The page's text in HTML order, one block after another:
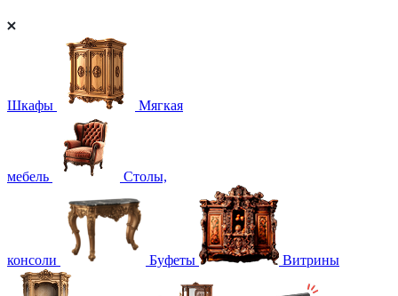
Шкафы Мягкая
мебель Столы,
консоли Буфеты Витрины